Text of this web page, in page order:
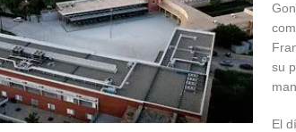
su
El